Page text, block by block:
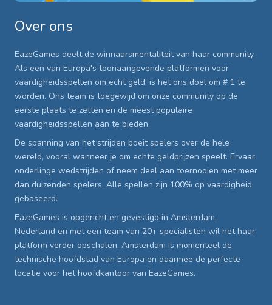
Over ons
EazeGames deelt de winnaarsmentaliteit van haar community.
Als een van Europa's toonaangevende platformen voor
vaardigheidsspellen om echt geld, is het ons doel om # 1 te
worden. Ons team is toegewijd om onze community op de
eerste plaats te zetten en de meest populaire
vaardigheidsspellen aan te bieden.
De spanning van het strijden boeit spelers over de hele
wereld, vooral wanneer je om echte geldprijzen speelt. Ervaar
onderlinge wedstrijden of neem deel aan toernooien met meer
dan duizenden spelers. Alle spellen zijn 100% op vaardigheid
gebaseerd.
EazeGames is opgericht en gevestigd in Amsterdam,
Nederland en met een team van 20+ specialisten wil het haar
platform verder opschalen. Amsterdam is momenteel de
technische hoofdstad van Europa en daarmee de perfecte
locatie voor het hoofdkantoor van EazeGames.